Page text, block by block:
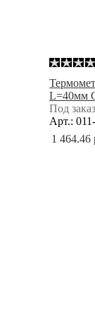
L=40мм
Под заказ
Арт.:
1 464.46